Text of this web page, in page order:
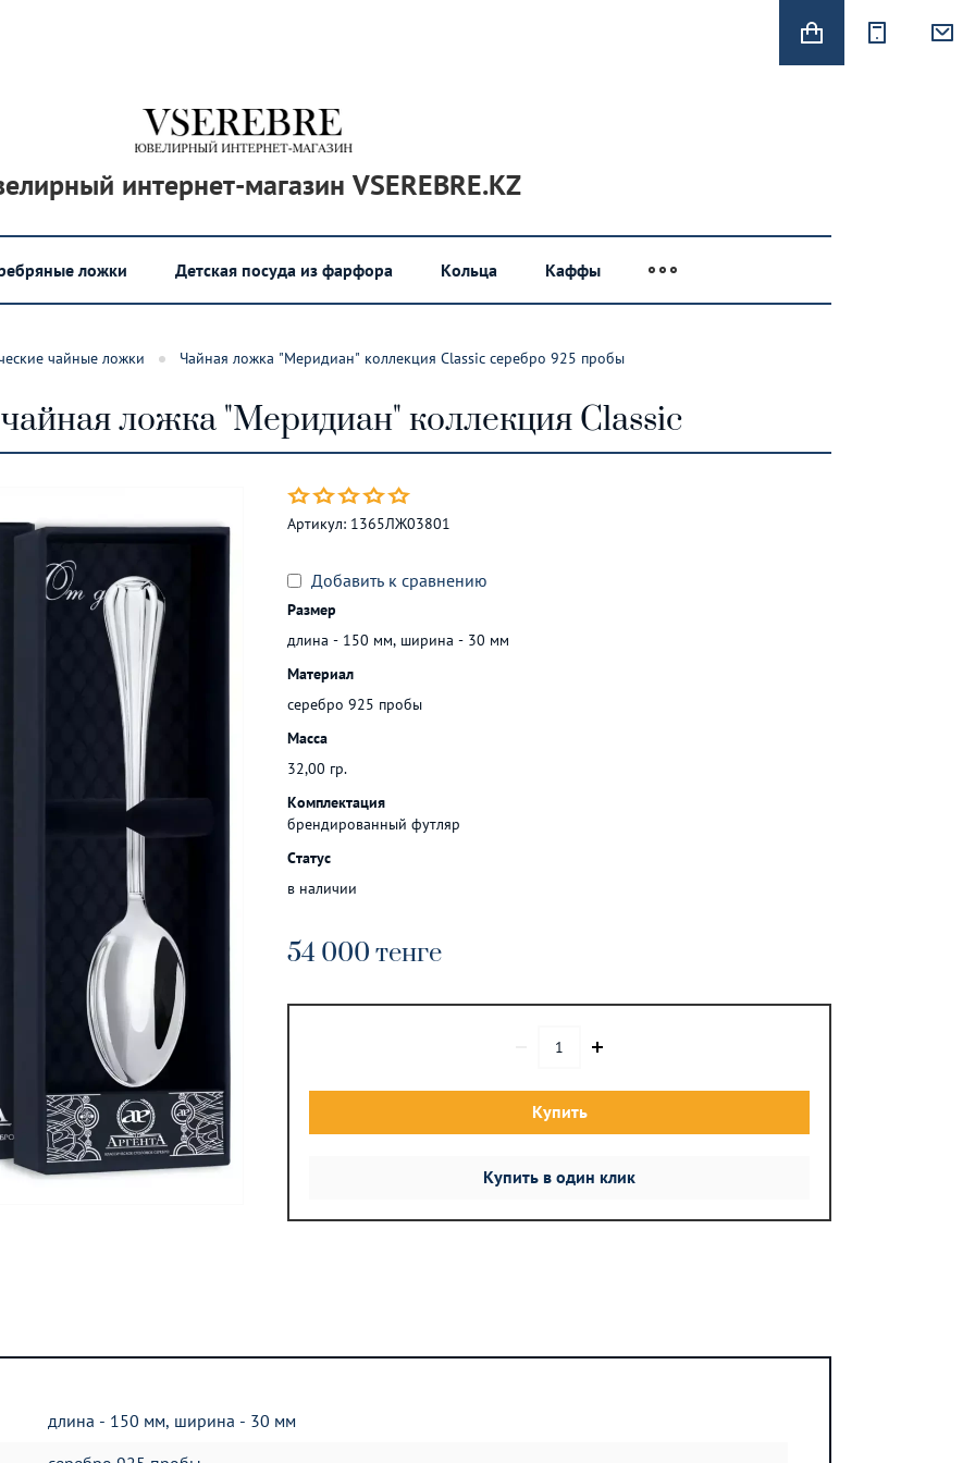
интернет-магазин VSEREBRE.KZ
ложки Детская посуда из фарфора Кольца Каффы
чайные ложки Чайная ложка "Меридиан" коллекция Classic серебро 925 пробы
ложка "Меридиан" коллекция Classic
Артикул: 1365ЛЖ03801
Добавить к сравнению
Размер
длина - 150 мм, ширина - 30 мм
Материал
серебро 925 пробы
Масса
32,00 гр.
Комплектация
брендированный футляр
Статус
в наличии
54 000 тенге
Купить
Купить в один клик
длина - 150 мм, ширина - 30 мм